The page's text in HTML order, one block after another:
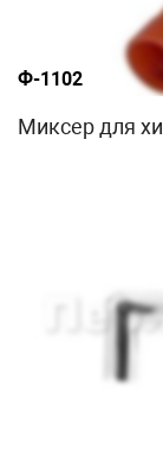
Ф-1102
Миксер для